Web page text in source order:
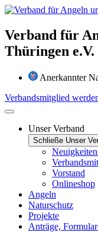
Zum
wechseln
Verband für
Thüringen e.V.
Anerkannter
Verbandsmitglied
Unser Verband
Schließe Unser
Vorstand
Onlineshop
Angeln
Naturschutz
Projekte
Anträge,